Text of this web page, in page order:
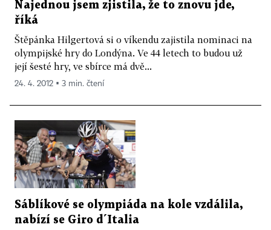
Najednou jsem zjistila, že to znovu jde,
říká
Štěpánka Hilgertová si o víkendu zajistila nominaci na
olympijské hry do Londýna. Ve 44 letech to budou už
její šesté hry, ve sbírce má dvě...
24. 4. 2012 ▪ 3 min. čtení
Sáblíkové se olympiáda na kole vzdálila,
nabízí se Giro d´Italia